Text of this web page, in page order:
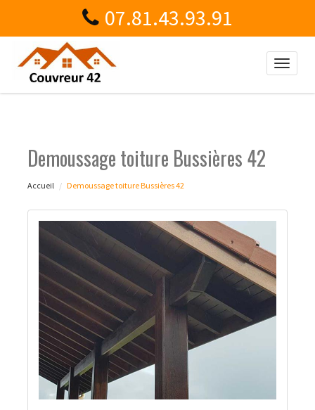
07.81.43.93.91
Toggle
Demoussage toiture Bussières 42
Accueil Demoussage toiture Bussières 42